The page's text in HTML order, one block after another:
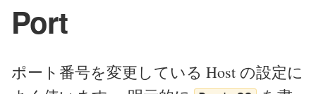
Port
ポート番号を変更している Host の設定に